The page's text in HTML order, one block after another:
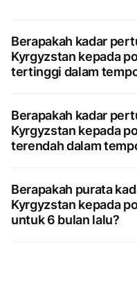
Berapakah kadar
Kyrgyzstan kepada
tertinggi dalam
Berapakah kadar
Kyrgyzstan kepada
terendah dalam
Berapakah purata
Kyrgyzstan kepada
untuk 6 bulan lalu?